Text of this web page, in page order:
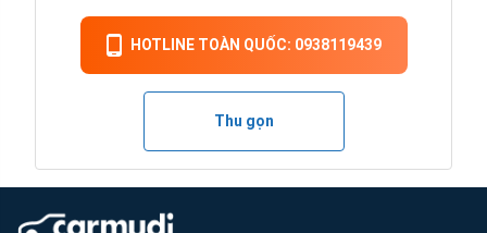
HOTLINE TOÀN QUỐC: 0938119439
Thu gọn